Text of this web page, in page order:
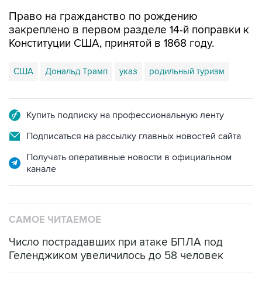
Право на гражданство по рождению
закреплено в первом разделе 14-й поправки к
Конституции США, принятой в 1868 году.
США Дональд Трамп указ родильный туризм
Купить подписку на профессиональную ленту
Подписаться на рассылку главных новостей сайта
Получать оперативные новости в официальном
канале
САМОЕ ЧИТАЕМОЕ
Число пострадавших при атаке БПЛА под
Геленджиком увеличилось до 58 человек